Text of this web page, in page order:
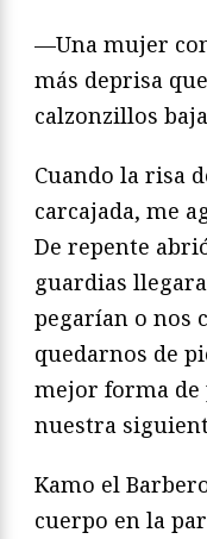
—Una mujer
más deprisa
calzonzillos
Cuando la risa
carcajada, me
De repente
guardias
pegarían o nos
quedarnos de
mejor forma de
nuestra
Kamo el
cuerpo en la